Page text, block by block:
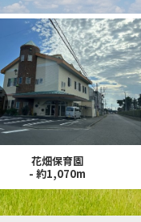
花畑保育園
- 約1,070m